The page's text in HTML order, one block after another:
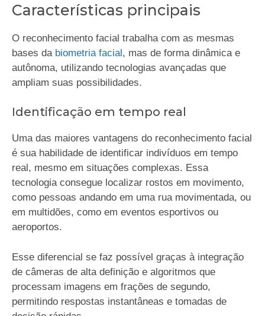
Características principais
O reconhecimento facial trabalha com as mesmas
bases da biometria facial, mas de forma dinâmica e
autônoma, utilizando tecnologias avançadas que
ampliam suas possibilidades.
Identificação em tempo real
Uma das maiores vantagens do reconhecimento facial
é sua habilidade de identificar indivíduos em tempo
real, mesmo em situações complexas. Essa
tecnologia consegue localizar rostos em movimento,
como pessoas andando em uma rua movimentada, ou
em multidões, como em eventos esportivos ou
aeroportos.
Esse diferencial se faz possível graças à integração
de câmeras de alta definição e algoritmos que
processam imagens em frações de segundo,
permitindo respostas instantâneas e tomadas de